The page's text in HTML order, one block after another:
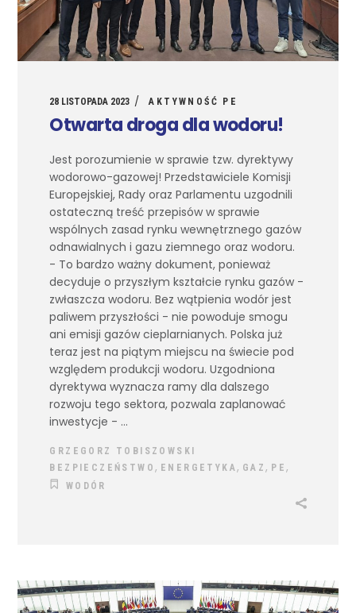
28 LISTOPADA 2023 AKTYWNOŚĆ PE
Otwarta droga dla wodoru!
Jest porozumienie w sprawie tzw. dyrektywy
wodorowo-gazowej! Przedstawiciele Komisji
Europejskiej, Rady oraz Parlamentu uzgodnili
ostateczną treść przepisów w sprawie
wspólnych zasad rynku wewnętrznego gazów
odnawialnych i gazu ziemnego oraz wodoru.
- To bardzo ważny dokument, ponieważ
decyduje o przyszłym kształcie rynku gazów -
zwłaszcza wodoru. Bez wątpienia wodór jest
paliwem przyszłości - nie powoduje smogu
ani emisji gazów cieplarnianych. Polska już
teraz jest na piątym miejscu na świecie pod
względem produkcji wodoru. Uzgodniona
dyrektywa wyznacza ramy dla dalszego
rozwoju tego sektora, pozwala zaplanować
inwestycje -
GRZEGORZ TOBISZOWSKI
BEZPIECZEŃSTWO, ENERGETYKA, GAZ, PE,
WODÓR